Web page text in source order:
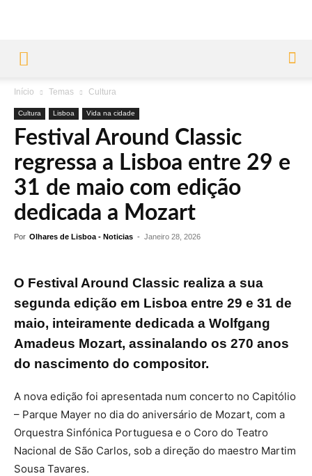
Início Temas Cultura
Cultura Lisboa Vida na cidade
Festival Around Classic
regressa a Lisboa entre 29 e
31 de maio com edição
dedicada a Mozart
Por Olhares de Lisboa - Noticias - Janeiro 28, 2026
O Festival Around Classic realiza a sua
segunda edição em Lisboa entre 29 e 31 de
maio, inteiramente dedicada a Wolfgang
Amadeus Mozart, assinalando os 270 anos
do nascimento do compositor.
A nova edição foi apresentada num concerto no Capitólio
– Parque Mayer no dia do aniversário de Mozart, com a
Orquestra Sinfónica Portuguesa e o Coro do Teatro
Nacional de São Carlos, sob a direção do maestro Martim
Sousa Tavares.